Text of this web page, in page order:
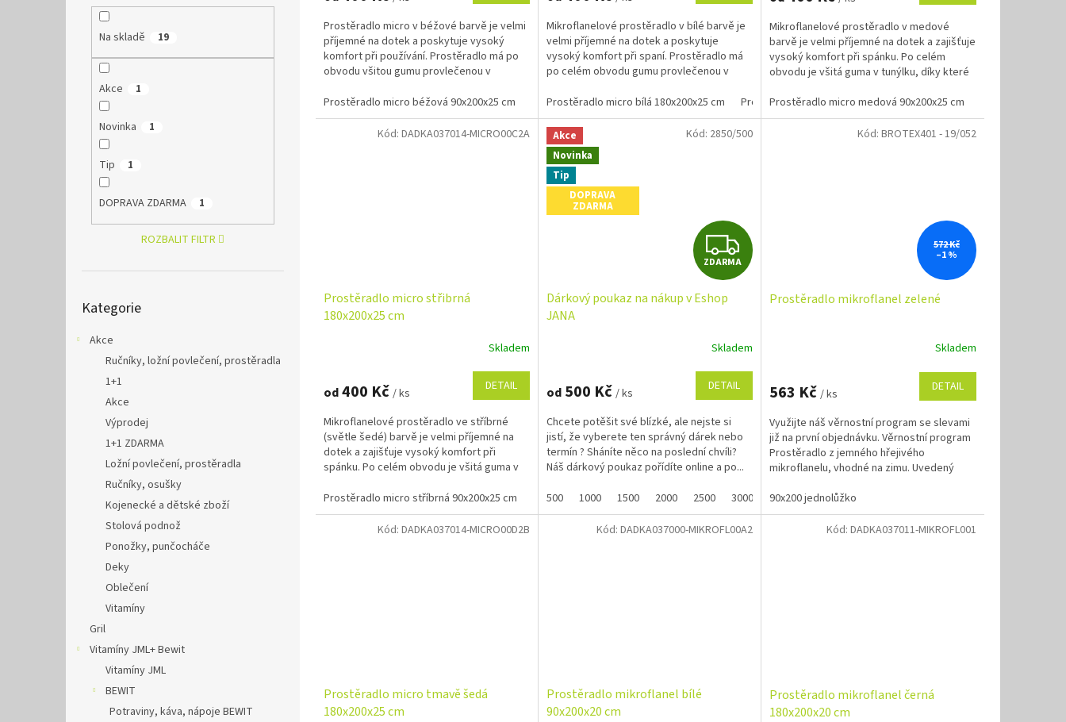
Na skladě 19
Akce 1
Novinka 1
Tip 1
DOPRAVA ZDARMA 1
ROZBALIT FILTR
kategorie
Kategorie
Akce
Ručníky, ložní povlečení, prostěradla
1+1
Akce
Výprodej
1+1 ZDARMA
Ložní povlečení, prostěradla
Ručníky, osušky
Kojenecké a dětské zboží
Stolová podnož
Ponožky, punčocháče
Deky
Oblečení
Vitamíny
Gril
Vitamíny JML+ Bewit
Vitamíny JML
BEWIT
Potraviny, káva, nápoje BEWIT
Prostěradlo micro v béžové barvě je velmi
příjemné na dotek a poskytuje vysoký
komfort při používání. Prostěradlo má po
obvodu všitou gumu provlečenou v
Prostěradlo micro béžová 90x200x25 cm
Prostěradlo micro béžová 180x200x25 cm
Mikroflanelové prostěradlo v bílé barvě je
velmi příjemné na dotek a poskytuje
vysoký komfort při spaní. Prostěradlo má
po celém obvodu gumu provlečenou v
Prostěradlo micro bílá 180x200x25 cm
Prostěradlo micro bílá 90x200x25 cm
Mikroflanelové prostěradlo v medové
barvě je velmi příjemné na dotek a zajišťuje
vysoký komfort při spánku. Po celém
obvodu je všitá guma v tunýlku, díky které
Prostěradlo micro medová 90x200x25 cm
Prostěradlo micro střibrná
180x200x25 cm
Skladem
od400 Kč / ks DETAIL
Mikroflanelové prostěradlo ve stříbrné
(světle šedé) barvě je velmi příjemné na
dotek a zajišťuje vysoký komfort při
spánku. Po celém obvodu je všitá guma v
Prostěradlo micro stříbrná 90x200x25 cm
Kód: DADKA037014-MICRO00C2A
Akce
Novinka
Tip
DOPRAVA
ZDARMA
Z
D
R
M
A
ZDARMA
Dárkový poukaz na nákup v Eshop
JANA
Skladem
od500 Kč / ks DETAIL
Chcete potěšit své blízké, ale nejste si
jistí, že vyberete ten správný dárek nebo
termín ? Sháníte něco na poslední chvíli?
Náš dárkový poukaz pořídíte online a po...
500
1000 1500 2000 2500 3000 3500 4000 4500
Kód: 2850/500
572 Kč
–1 %
Prostěradlo mikroflanel zelené
Skladem
563 Kč / ks DETAIL
Využijte náš věrnostní program se slevami
již na první objednávku. Věrnostní program
Prostěradlo z jemného hřejivého
mikroflanelu, vhodné na zimu. Uvedený
90x200 jednolůžko
Kód: BROTEX401 - 19/052
Prostěradlo micro tmavě šedá
180x200x25 cm
Kód: DADKA037014-MICRO00D2B
Prostěradlo mikroflanel bílé
90x200x20 cm
Kód: DADKA037000-MIKROFL00A2
Prostěradlo mikroflanel černá
180x200x20 cm
Kód: DADKA037011-MIKROFL001